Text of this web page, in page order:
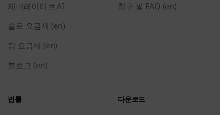
제너레이티브 AI
솔로 요금제 (en)
팀 요금제 (en)
블로그 (en)
청구 및 FAQ (en)
법률 다운로드